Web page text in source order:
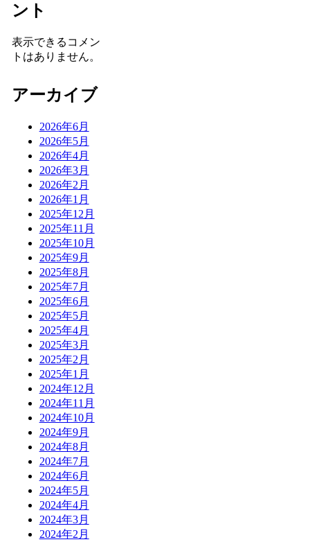
ント
表示できるコメン
トはありません。
アーカイブ
2026年6月
2026年5月
2026年4月
2026年3月
2026年2月
2026年1月
2025年12月
2025年11月
2025年10月
2025年9月
2025年8月
2025年7月
2025年6月
2025年5月
2025年4月
2025年3月
2025年2月
2025年1月
2024年12月
2024年11月
2024年10月
2024年9月
2024年8月
2024年7月
2024年6月
2024年5月
2024年4月
2024年3月
2024年2月